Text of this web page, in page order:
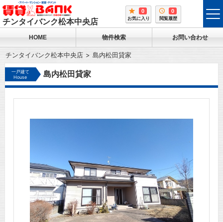
チンタイバンク松本中央店
0
お気に入り
0
閲覧履歴
HOME 物件検索 お問い合わせ
チンタイバンク松本中央店 島内松田貸家
一戸建て
House
島内松田貸家